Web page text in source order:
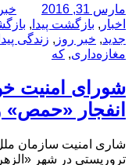
ارسال
شده
در
مارس 31, 2016
اخبار , بازگشت پیدا ,
جدید, خبر روز , زندگی پیدا
مغازه‌داری, که
شورای امنیت
انفجار
شاری امنیت سازمان
تروریستی در شهر